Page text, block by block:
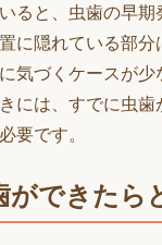
ると、虫歯の早期
に隠れている部分
気づくケースが少
には、すでに虫歯
要です。
ができたら